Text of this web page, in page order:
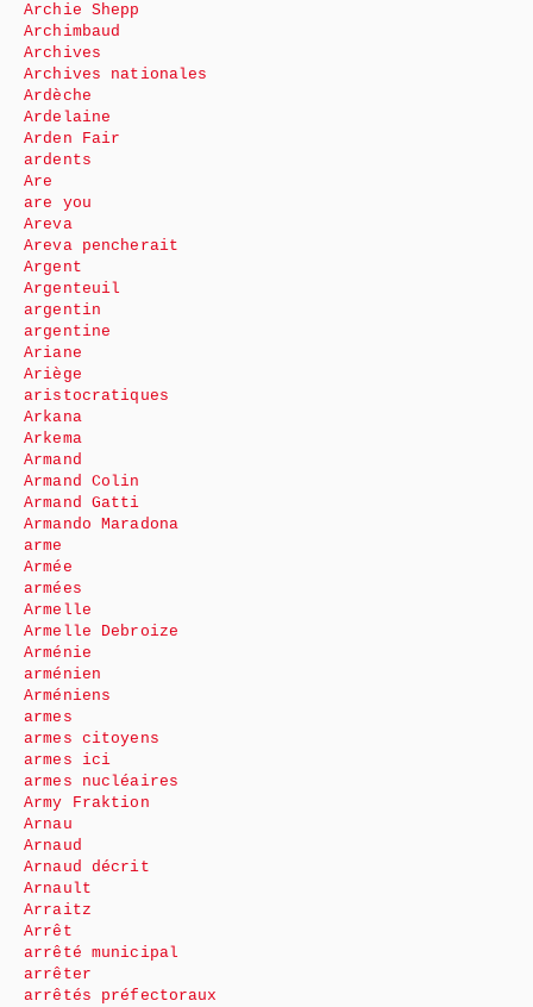
Archie Shepp
Archimbaud
Archives
Archives nationales
Ardèche
Ardelaine
Arden Fair
ardents
Are
are you
Areva
Areva pencherait
Argent
Argenteuil
argentin
argentine
Ariane
Ariège
aristocratiques
Arkana
Arkema
Armand
Armand Colin
Armand Gatti
Armando Maradona
arme
Armée
armées
Armelle
Armelle Debroize
Arménie
arménien
Arméniens
armes
armes citoyens
armes ici
armes nucléaires
Army Fraktion
Arnau
Arnaud
Arnaud décrit
Arnault
Arraitz
Arrêt
arrêté municipal
arrêter
arrêtés préfectoraux